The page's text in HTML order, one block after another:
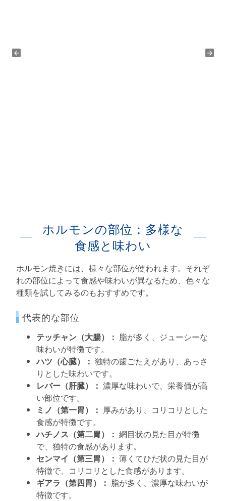
ホルモンの部位：多様な
食感と味わい
ホルモン焼きには、様々な部位が使われます。それぞ
れの部位によって食感や味わいが異なるため、色々な
種類を試してみるのもおすすめです。
代表的な部位
テッチャン（大腸）： 脂が多く、ジューシーな
味わいが特徴です。
ハツ（心臓）： 独特の歯ごたえがあり、あっさ
りとした味わいです。
レバー（肝臓）： 濃厚な味わいで、栄養価が高
い部位です。
ミノ（第一胃）： 厚みがあり、コリコリとした
食感が特徴です。
ハチノス（第二胃）： 網目状の見た目が特徴
で、独特の食感があります。
センマイ（第三胃）： 薄くてひだ状の見た目が
特徴で、コリコリとした食感があります。
ギアラ（第四胃）： 脂が多く、濃厚な味わいが
特徴です。